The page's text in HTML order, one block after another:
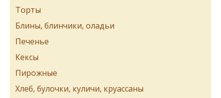
Торты
Блины, блинчики, оладьи
Печенье
Кексы
Пирожные
Хлеб, булочки, куличи, круассаны